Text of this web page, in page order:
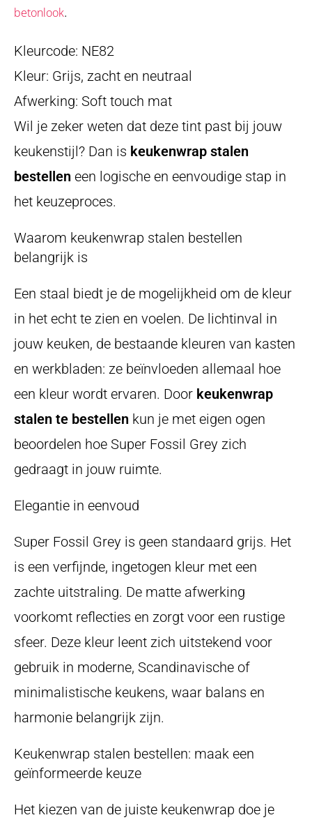
betonlook.
Kleurcode: NE82
Kleur: Grijs, zacht en neutraal
Afwerking: Soft touch mat
Wil je zeker weten dat deze tint past bij jouw
keukenstijl? Dan is keukenwrap stalen
bestellen een logische en eenvoudige stap in
het keuzeproces.
Waarom keukenwrap stalen bestellen
belangrijk is
Een staal biedt je de mogelijkheid om de kleur
in het echt te zien en voelen. De lichtinval in
jouw keuken, de bestaande kleuren van kasten
en werkbladen: ze beïnvloeden allemaal hoe
een kleur wordt ervaren. Door keukenwrap
stalen te bestellen kun je met eigen ogen
beoordelen hoe Super Fossil Grey zich
gedraagt in jouw ruimte.
Elegantie in eenvoud
Super Fossil Grey is geen standaard grijs. Het
is een verfijnde, ingetogen kleur met een
zachte uitstraling. De matte afwerking
voorkomt reflecties en zorgt voor een rustige
sfeer. Deze kleur leent zich uitstekend voor
gebruik in moderne, Scandinavische of
minimalistische keukens, waar balans en
harmonie belangrijk zijn.
Keukenwrap stalen bestellen: maak een
geïnformeerde keuze
Het kiezen van de juiste keukenwrap doe je